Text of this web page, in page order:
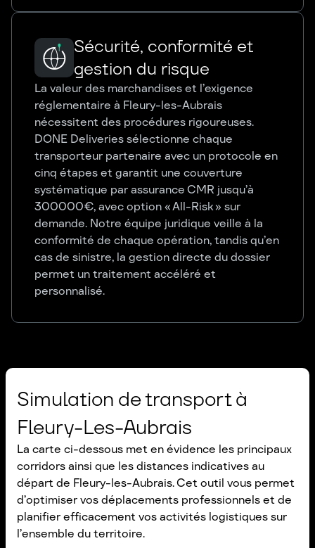
Sécurité, conformité et
gestion du risque
La valeur des marchandises et l’exigence
réglementaire à Fleury-les-Aubrais
nécessitent des procédures rigoureuses.
DONE Deliveries sélectionne chaque
transporteur partenaire avec un protocole en
cinq étapes et garantit une couverture
systématique par assurance CMR jusqu’à
300 000 €, avec option « All-Risk » sur
demande. Notre équipe juridique veille à la
conformité de chaque opération, tandis qu’en
cas de sinistre, la gestion directe du dossier
permet un traitement accéléré et
personnalisé.
Simulation de transport à
Fleury-Les-Aubrais
La carte ci-dessous met en évidence les principaux
corridors ainsi que les distances indicatives au
départ de Fleury-les-Aubrais. Cet outil vous permet
d’optimiser vos déplacements professionnels et de
planifier efficacement vos activités logistiques sur
l’ensemble du territoire.